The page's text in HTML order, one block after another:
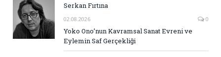
Serkan Fırtına
02.08.2026 0
Yoko Ono’nun Kavramsal Sanat Evreni ve
Eylemin Saf Gerçekliği